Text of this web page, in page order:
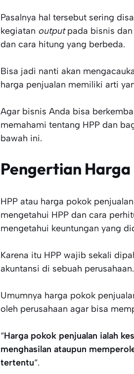
Pasalnya hal tersebut sering
kegiatan outputpada bisnis
dan cara hitung yang berbeda.
Bisa jadi nanti akan
harga penjualan memiliki arti
Agar bisnis Anda bisa
memahami tentang HPP dan
bawah ini.
Pengertian Harga
HPP atau harga pokok
mengetahui HPP dan cara
mengetahui keuntungan yang
Karena itu HPP wajib sekali
akuntansi di sebuah perusahaan.
Umumnya harga pokok
oleh perusahaan agar bisa
“Harga pokok penjualan ialah
menghasilan ataupun
tertentu“.